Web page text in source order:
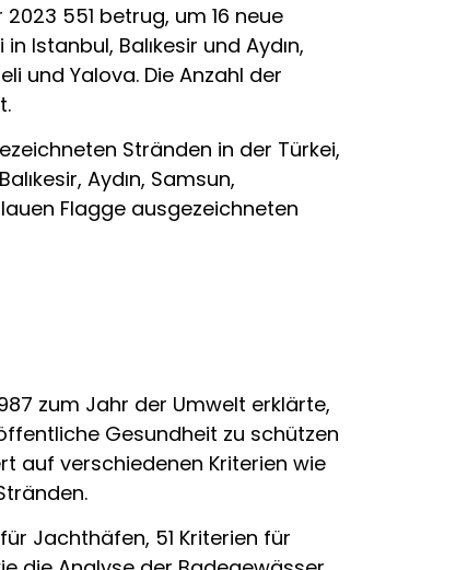
551 betrug, um 16 neue
Istanbul, Balıkesir und Aydın,
und Yalova. Die Anzahl der
Stränden in der Türkei,
Aydın, Samsun,
Flagge ausgezeichneten
zum Jahr der Umwelt erklärte,
Gesundheit zu schützen
auf verschiedenen Kriterien wie
Jachthäfen, 51 Kriterien für